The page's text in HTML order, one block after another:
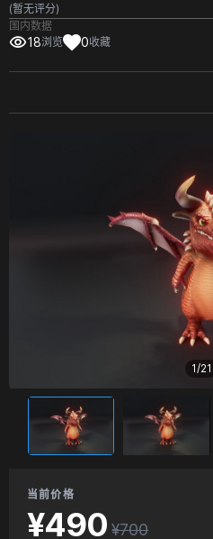
(暂无评分)
国内数据
18浏览 0收藏
1/21
当前价格
¥490 ¥700